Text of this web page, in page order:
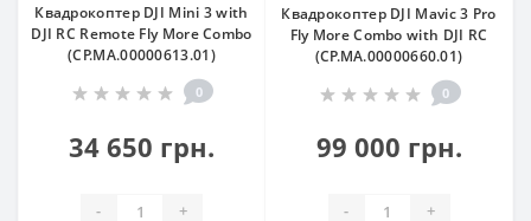
Квадрокоптер DJI Mini 3 with
DJI RC Remote Fly More Combo
(CP.MA.00000613.01)
0
34 650 грн.
- +
Квадрокоптер DJI Mavic 3 Pro
Fly More Combo with DJI RC
(CP.MA.00000660.01)
0
99 000 грн.
- +